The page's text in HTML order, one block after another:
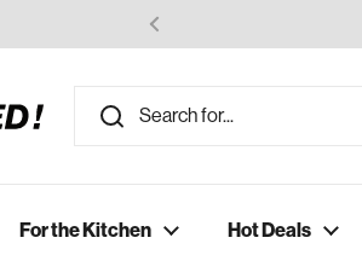
For the Kitchen Hot Deals